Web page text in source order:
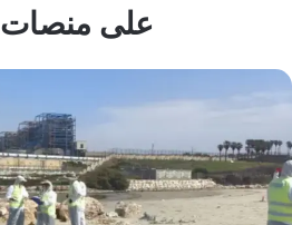
على منصات